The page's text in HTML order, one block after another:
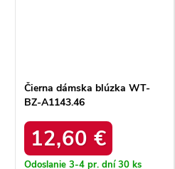
Čierna dámska blúzka WT-
BZ-A1143.46
12,60 €
Odoslanie 3-4 pr. dní30 ks